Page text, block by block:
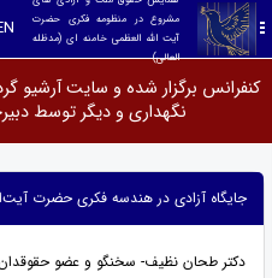
العالی)
کنفرانس برگزار شده و سایت آرشیو
نگهداری و دیگر توسط
جایگاه آزادی در هندسه فکری حضرت
دکتر طحان نظیف- سخنگو و عضو